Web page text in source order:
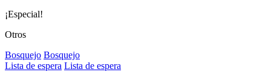
¡Especial!
Otros
Bosquejo Bosquejo
Lista de espera Lista de espera